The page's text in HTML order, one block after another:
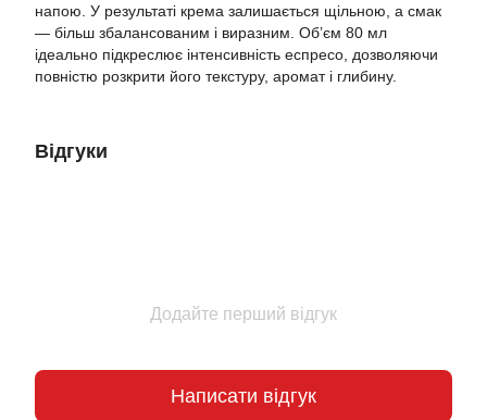
напою. У результаті крема залишається щільною, а смак
— більш збалансованим і виразним. Об’єм 80 мл
ідеально підкреслює інтенсивність еспресо, дозволяючи
повністю розкрити його текстуру, аромат і глибину.
Відгуки
Додайте перший відгук
Написати відгук